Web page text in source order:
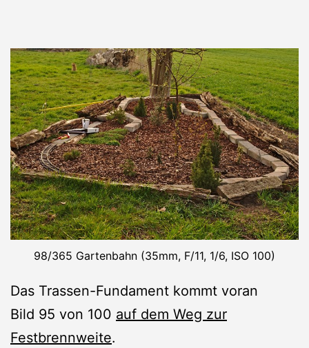
98/365 Gartenbahn (35mm, F/11, 1/6, ISO 100)
Das Trassen-Fundament kommt voran
Bild 95 von 100 auf dem Weg zur
Festbrennweite.